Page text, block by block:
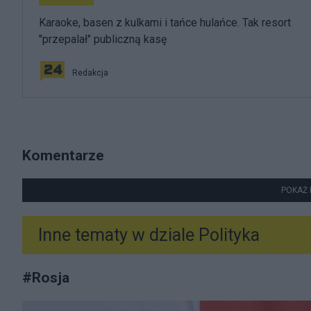
Karaoke, basen z kulkami i tańce hulańce. Tak resort
"przepalał" publiczną kasę
Redakcja
Komentarze
POKAŻ
Inne tematy w dziale Polityka
#Rosja